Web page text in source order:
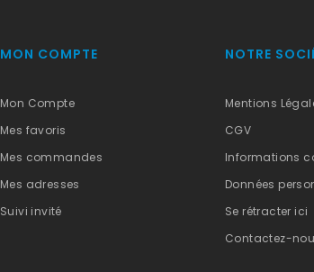
MON COMPTE
Mon Compte
Mes favoris
Mes commandes
Mes adresses
Suivi invité
NOTRE
Mentions
CGV
Informations
Données
Se rétracter ici
Contactez-